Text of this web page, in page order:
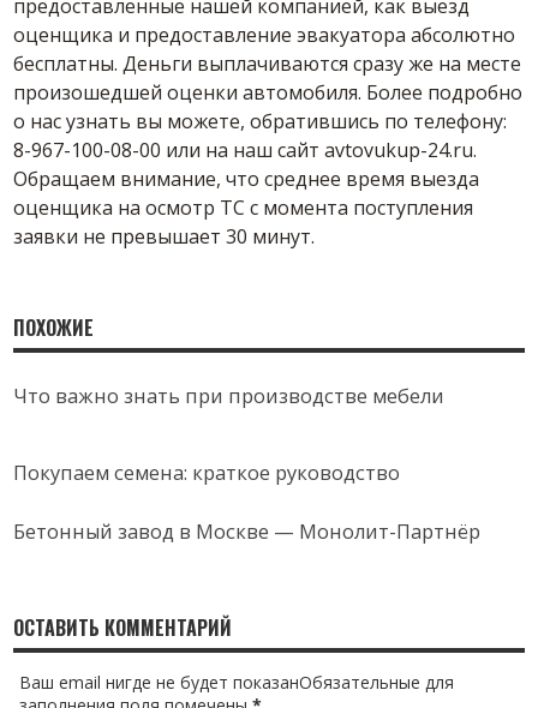
предоставленные нашей компанией, как выезд
оценщика и предоставление эвакуатора абсолютно
бесплатны. Деньги выплачиваются сразу же на месте
произошедшей оценки автомобиля. Более подробно
о нас узнать вы можете, обратившись по телефону:
8-967-100-08-00 или на наш сайт avtovukup-24.ru.
Обращаем внимание, что среднее время выезда
оценщика на осмотр ТС с момента поступления
заявки не превышает 30 минут.
ПОХОЖИЕ
Что важно знать при производстве мебели
Покупаем семена: краткое руководство
Бетонный завод в Москве — Монолит-Партнёр
ОСТАВИТЬ КОММЕНТАРИЙ
Ваш email нигде не будет показанОбязательные для